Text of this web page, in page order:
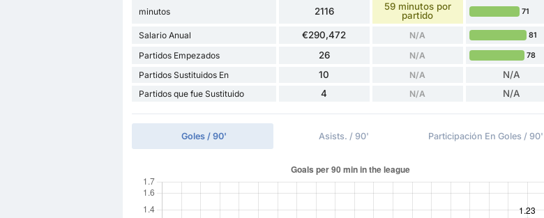
minutos 2116
59 minutos por
partido
71
Salario Anual €290,472 N/A 81
Partidos Empezados 26 N/A 78
Partidos Sustituidos En 10 N/A N/A
Partidos que fue Sustituido 4 N/A N/A
Goles / 90' Asists. / 90' Participación En Goles / 90'